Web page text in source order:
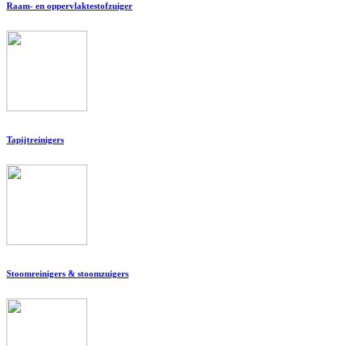
Raam- en oppervlaktestofzuiger
Tapijtreinigers
Stoomreinigers & stoomzuigers